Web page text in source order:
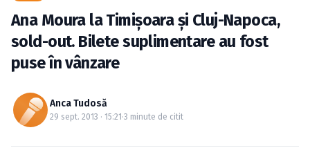
BILETE
Autentificare
Caută în site...
Ana Moura la Timişoara şi Cluj-Napoca,
sold-out. Bilete suplimentare au fost
puse în vânzare
Anca Tudosă
29 sept. 2013 · 15:21 ·3 minute de citit